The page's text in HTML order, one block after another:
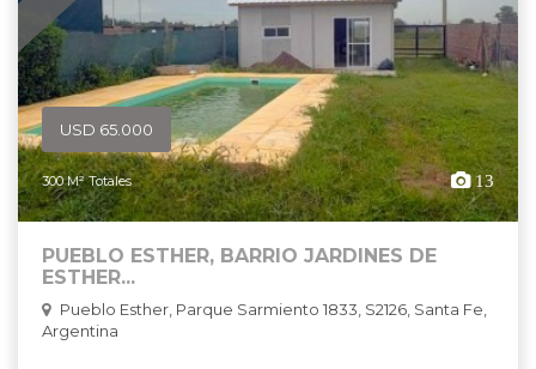
USD 65.000
300 M² Totales 13
PUEBLO ESTHER, BARRIO JARDINES DE
ESTHER...
Pueblo Esther, Parque Sarmiento 1833, S2126, Santa Fe,
Argentina